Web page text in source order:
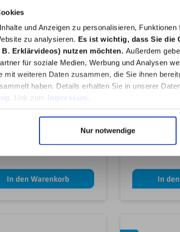
und Anzeigen zu personalisieren,
zu analysieren. Es ist wichtig, dass Sie die
Erklärvideos) nutzen möchten. Außerdem
für soziale Medien, Werbung und Analysen
mit weiteren Daten zusammen, die Sie ihnen
haben. Details erhalten Sie in unserer
. Link zum Impressum
Nur notwendige
GSE
2701
€*
(38.1% gespart)
In den Warenkorb In